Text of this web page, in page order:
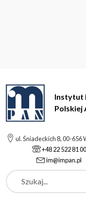
Instytut
Polskiej
ul. Śniadeckich 8, 00-656
+48 22 522 81 00
im@impan.pl
Szukaj